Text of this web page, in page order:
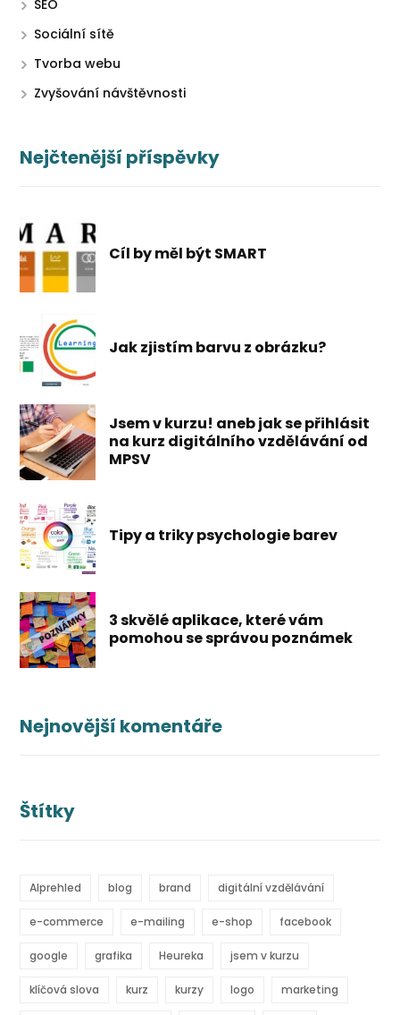
SEO
Sociální sítě
Tvorba webu
Zvyšování návštěvnosti
Nejčtenější příspěvky
Cíl by měl být SMART
Jak zjistím barvu z obrázku?
Jsem v kurzu! aneb jak se přihlásit
na kurz digitálního vzdělávání od
MPSV
Tipy a triky psychologie barev
3 skvělé aplikace, které vám
pomohou se správou poznámek
Nejnovější komentáře
Štítky
AIprehled blog brand digitální vzdělávání
e-commerce e-mailing e-shop facebook
google grafika Heureka jsem v kurzu
klíčová slova kurz kurzy logo marketing